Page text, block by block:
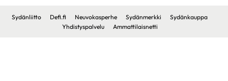
Sydänliitto Defi.fi Neuvokasperhe Sydänmerkki
Sydänkauppa
Yhdistyspalvelu
Ammattilaisnetti